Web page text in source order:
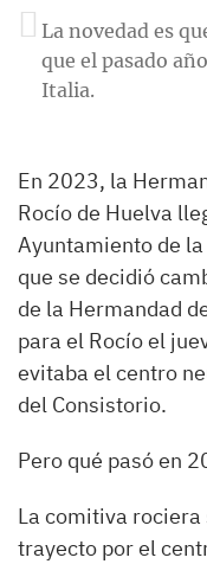
La novedad es
que el pasado
Italia.
En 2023, la
Rocío de Huelva
Ayuntamiento de
que se decidió
de la Hermandad
para el Rocío el
evitaba el centro
del Consistorio.
Pero qué pasó en
La comitiva
trayecto por el